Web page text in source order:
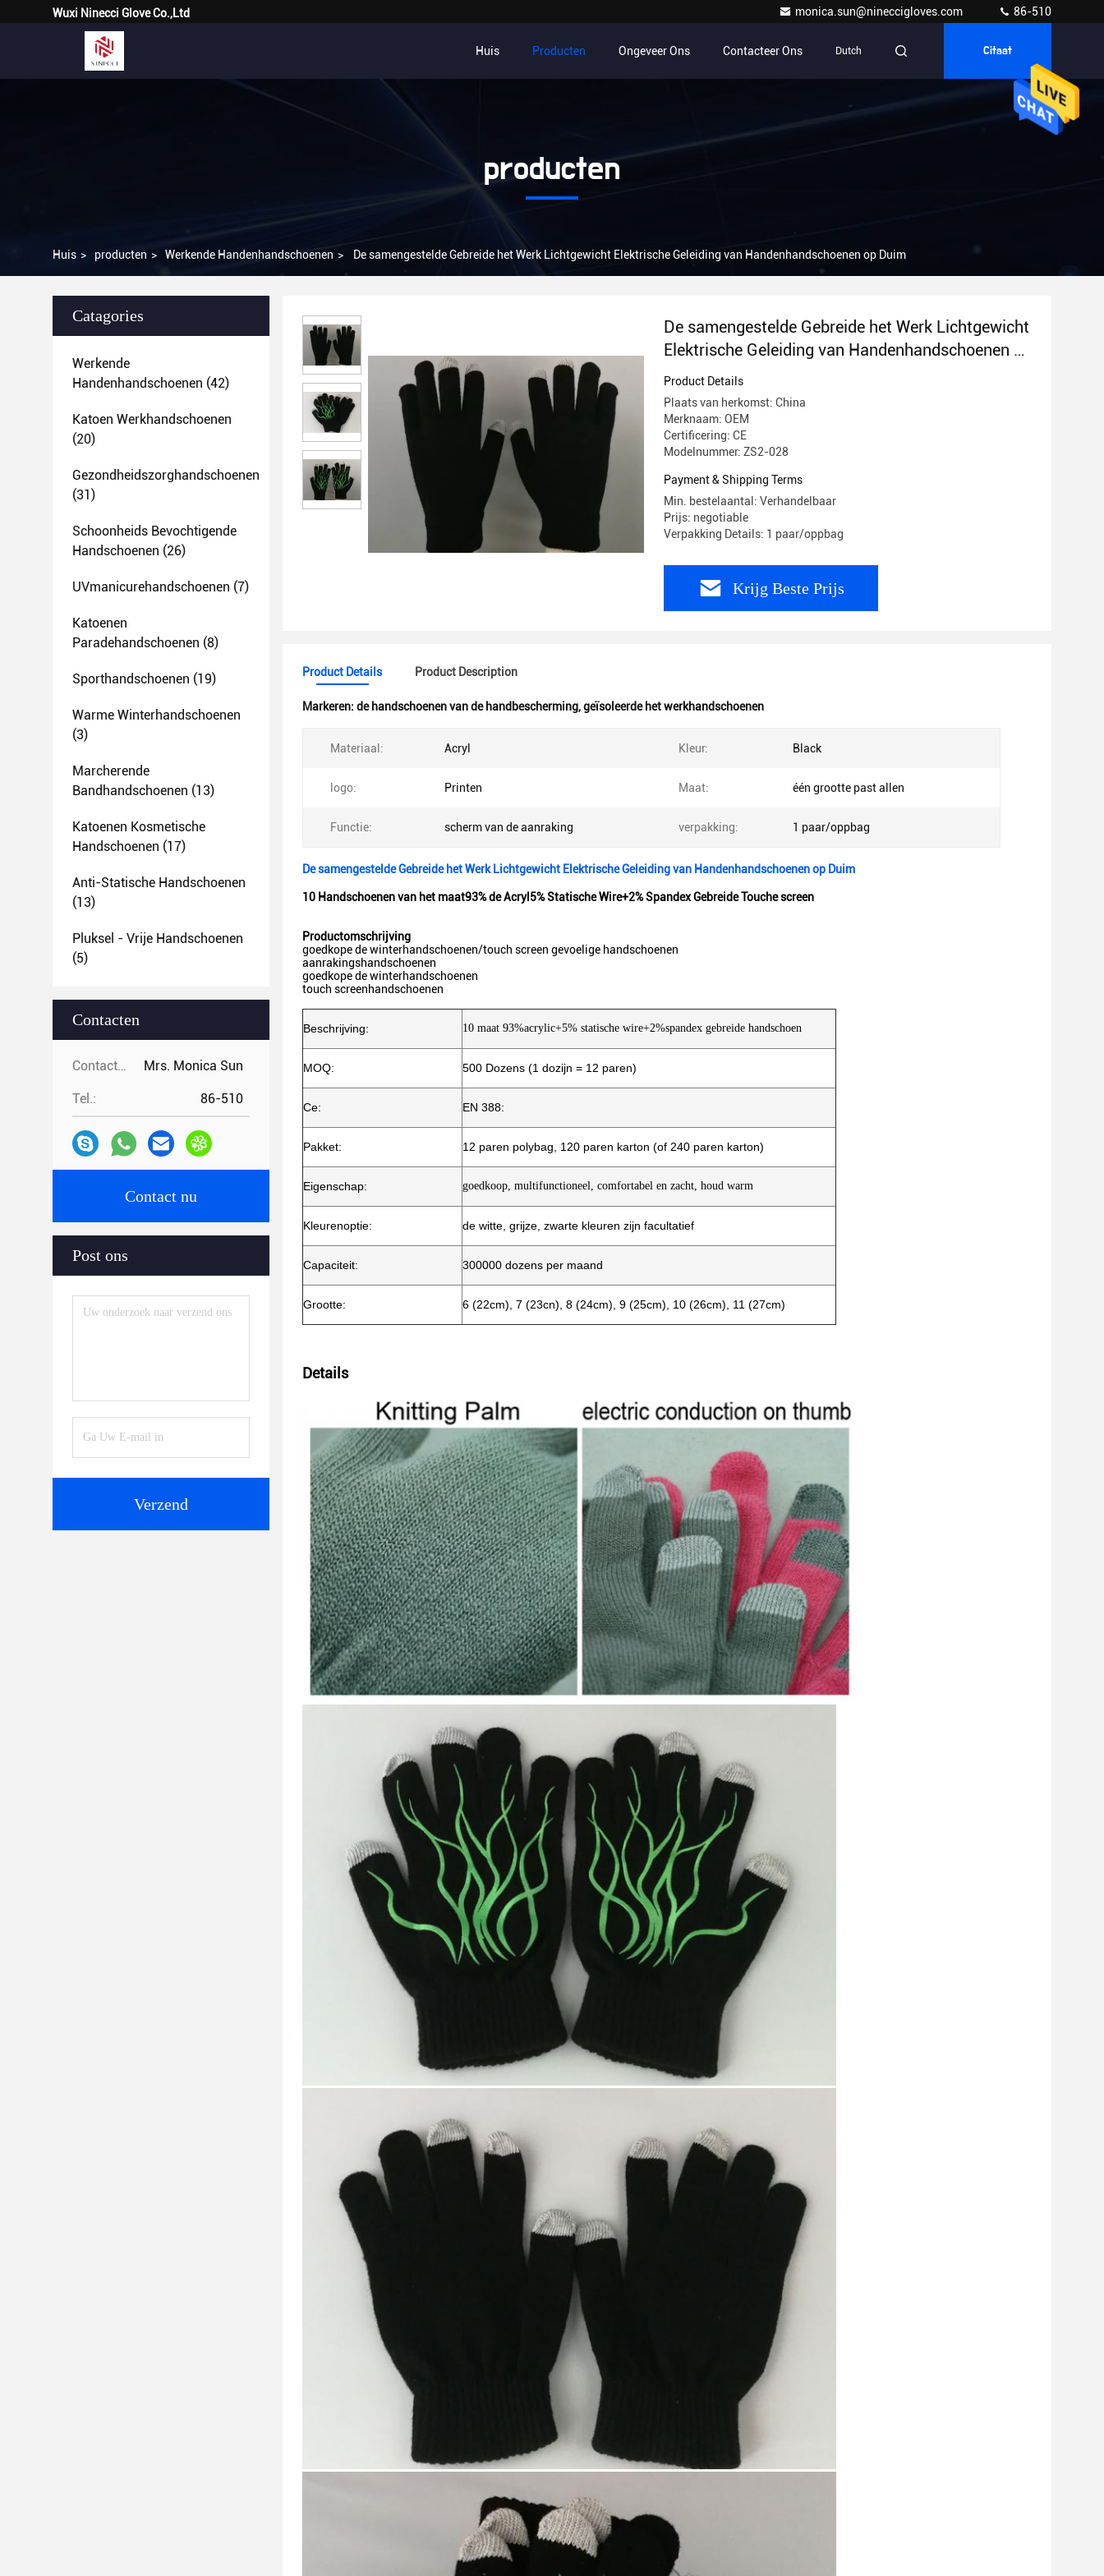
Wuxi Ninecci Glove Co.,Ltd monica.sun@nineccigloves.com 86-510
Huis Producten Ongeveer Ons Contacteer Ons Dutch Citaat
producten
Huis > producten > Werkende Handenhandschoenen > De samengestelde Gebreide het Werk Lichtgewicht Elektrische Geleiding van Handenhandschoenen op Duim
Catagories
Werkende
Handenhandschoenen (42)
Katoen Werkhandschoenen
(20)
Gezondheidszorghandschoenen
(31)
Schoonheids Bevochtigende
Handschoenen (26)
UVmanicurehandschoenen (7)
Katoenen
Paradehandschoenen (8)
Sporthandschoenen (19)
Warme Winterhandschoenen
(3)
Marcherende
Bandhandschoenen (13)
Katoenen Kosmetische
Handschoenen (17)
Anti-Statische Handschoenen
(13)
Pluksel - Vrije Handschoenen
(5)
Contacten
Contacten: Mrs. Monica Sun
Tel.: 86-510
Contact nu
Post ons
Verzend
De samengestelde Gebreide het Werk Lichtgewicht
Elektrische Geleiding van Handenhandschoenen op
Duim
Product Details
Plaats van herkomst: China
Merknaam: OEM
Certificering: CE
Modelnummer: ZS2-028
Payment & Shipping Terms
Min. bestelaantal: Verhandelbaar
Prijs: negotiable
Verpakking Details: 1 paar/oppbag
Krijg Beste Prijs
Product Details Product Description
Markeren: de handschoenen van de handbescherming,geïsoleerde het werkhandschoenen
Materiaal: Acryl Kleur: Black
logo: Printen Maat: één grootte past allen
Functie: scherm van de aanraking verpakking: 1 paar/oppbag
De samengestelde Gebreide het Werk Lichtgewicht Elektrische Geleiding van Handenhandschoenen op Duim
10 Handschoenen van het maat93% de Acryl5% Statische Wire+2% Spandex Gebreide Touche screen
Productomschrijving
goedkope de winterhandschoenen/touch screen gevoelige handschoenen
aanrakingshandschoenen
goedkope de winterhandschoenen
touch screenhandschoenen
Beschrijving: 10 maat 93%acrylic+5% statische wire+2%spandex gebreide handschoen
MOQ: 500 Dozens (1 dozijn = 12 paren)
Ce: EN 388:
Pakket: 12 paren polybag, 120 paren karton (of 240 paren karton)
Eigenschap: goedkoop, multifunctioneel, comfortabel en zacht, houd warm
Kleurenoptie: de witte, grijze, zwarte kleuren zijn facultatief
Capaciteit: 300000 dozens per maand
Grootte: 6 (22cm), 7 (23cn), 8 (24cm), 9 (25cm), 10 (26cm), 11 (27cm)
Details